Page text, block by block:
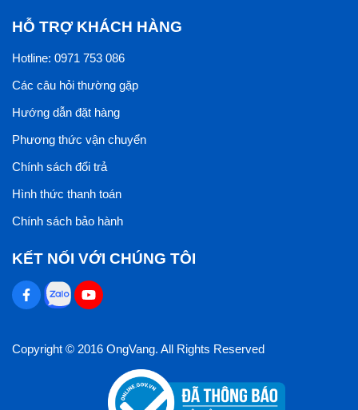
HỖ TRỢ KHÁCH HÀNG
Hotline: 0971 753 086
Các câu hỏi thường gặp
Hướng dẫn đặt hàng
Phương thức vận chuyển
Chính sách đổi trả
Hình thức thanh toán
Chính sách bảo hành
KẾT NỐI VỚI CHÚNG TÔI
Copyright © 2016 OngVang. All Rights Reserved